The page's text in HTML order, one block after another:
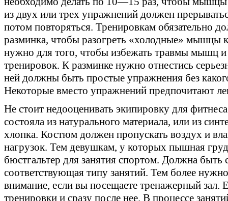
из двух или трех упражнений должен
потом повторяться. Тренировкам обязательно
разминка, чтобы разогреть «холодные» мышцы
нужно для того, чтобы избежать травмы мышц
тренировок. К разминке нужно отнестись
ней должны быть простые упражнения без
Некоторые вместо упражнений предпочитают
Не стоит недооценивать экипировку для
состояла из натурального материала, или из
хлопка. Костюм должен пропускать воздух и
нагрузок. Тем девушкам, у которых пышная
бюстгальтер для занятия спортом. Должна быть
соответствующая типу занятий. Тем более
внимание, если вы посещаете тренажерный зал.
тренировки и сразу после нее. В процессе